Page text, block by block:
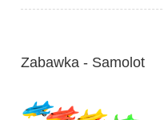
Zabawka - Samolot